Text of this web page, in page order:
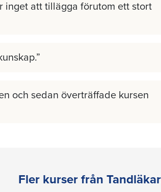
inget att tillägga förutom ett stort
och sedan överträffade kursen
Fler kurser från